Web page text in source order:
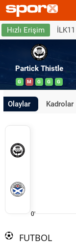
Hızlı Erişim
Partick Thistle
G M G G G
Olaylar Kadrolar
0'
FUTBOL